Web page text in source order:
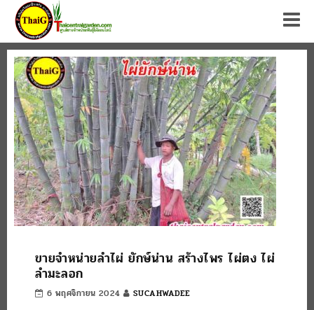
ขายจำหน่ายลำไผ่ ยักษ์น่าน สร้างไพร ไผ่ตง ไผ่
ลำมะลอก
6 พฤศจิกายน 2024 SUCAHWADEE